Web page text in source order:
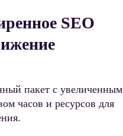
SEO
пакет с увеличенным
часов и ресурсов для